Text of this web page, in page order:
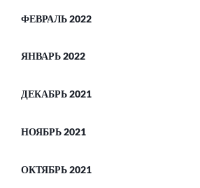
ФЕВРАЛЬ 2022
ЯНВАРЬ 2022
ДЕКАБРЬ 2021
НОЯБРЬ 2021
ОКТЯБРЬ 2021